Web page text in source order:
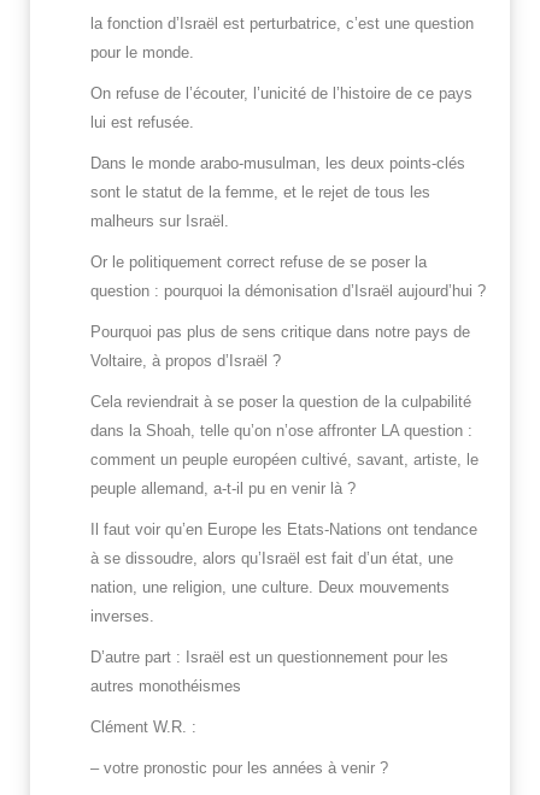
la fonction d’Israël est perturbatrice, c’est une question
pour le monde.
On refuse de l’écouter, l’unicité de l’histoire de ce pays
lui est refusée.
Dans le monde arabo-musulman, les deux points-clés
sont le statut de la femme, et le rejet de tous les
malheurs sur Israël.
Or le politiquement correct refuse de se poser la
question : pourquoi la démonisation d’Israël aujourd’hui ?
Pourquoi pas plus de sens critique dans notre pays de
Voltaire, à propos d’Israël ?
Cela reviendrait à se poser la question de la culpabilité
dans la Shoah, telle qu’on n’ose affronter LA question :
comment un peuple européen cultivé, savant, artiste, le
peuple allemand, a-t-il pu en venir là ?
Il faut voir qu’en Europe les Etats-Nations ont tendance
à se dissoudre, alors qu’Israël est fait d’un état, une
nation, une religion, une culture. Deux mouvements
inverses.
D’autre part : Israël est un questionnement pour les
autres monothéismes
Clément W.R. :
– votre pronostic pour les années à venir ?